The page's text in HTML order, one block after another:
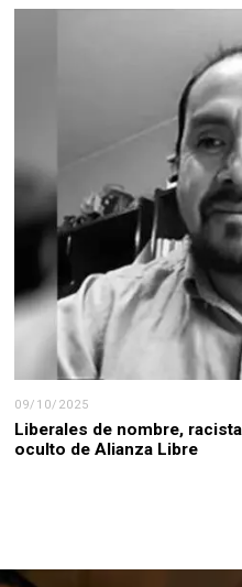
09/10/2025
Liberales de nombre,
oculto de Alianza Libre